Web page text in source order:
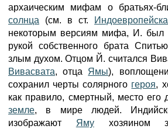
архаическим мифам о братьях-
солнца (см. в ст.
некоторым версиям мифа, И. был
рукой собственного брата
злым духом. Отцом Й. считался
Вивасвата, отца Ямы),
сохранил черты солярного героя,
как правило, смертный, место его
земле, в мире людей.
изображают Ямухозяином